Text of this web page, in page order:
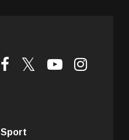
Sport